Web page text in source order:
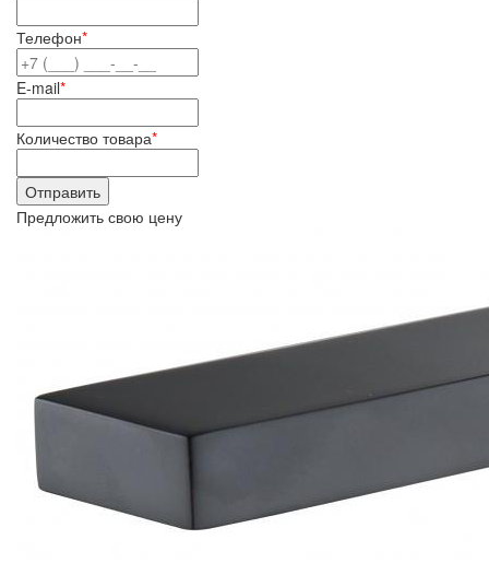
Телефон*
E-mail*
Количество товара*
Предложить свою цену